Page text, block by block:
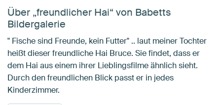
Über „freundlicher Hai“ von Babetts
Bildergalerie
" Fische sind Freunde, kein Futter" .. laut meiner Tochter
heißt dieser freundliche Hai Bruce. Sie findet, dass er
dem Hai aus einem ihrer Lieblingsfilme ähnlich sieht.
Durch den freundlichen Blick passt er in jedes
Kinderzimmer.